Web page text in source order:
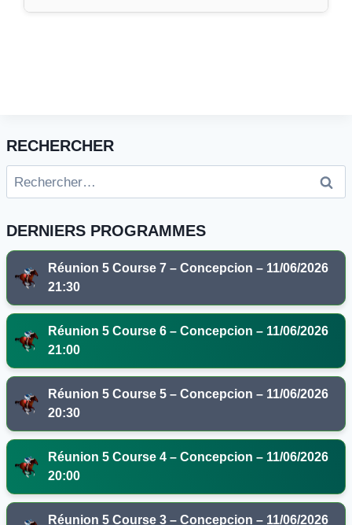
RECHERCHER
Rechercher :
DERNIERS PROGRAMMES
Réunion 5 Course 7 – Concepcion – 11/06/2026
21:30
Réunion 5 Course 6 – Concepcion – 11/06/2026
21:00
Réunion 5 Course 5 – Concepcion – 11/06/2026
20:30
Réunion 5 Course 4 – Concepcion – 11/06/2026
20:00
Réunion 5 Course 3 – Concepcion – 11/06/2026